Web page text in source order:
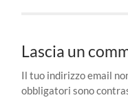
Lascia un
Il tuo indirizzo email
obbligatori sono